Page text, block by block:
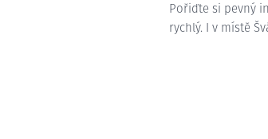
Pořiďte si pevný
rychlý. I v místě